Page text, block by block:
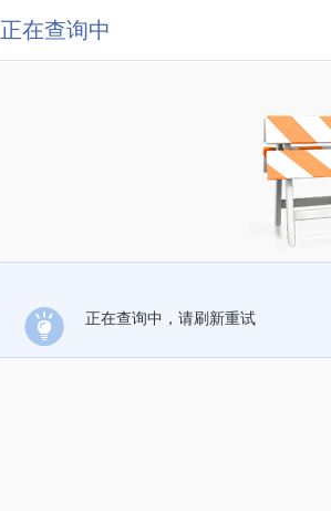
正在查询中
正在查询中，请刷新重试